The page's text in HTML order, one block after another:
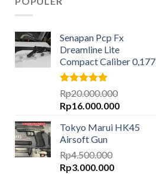
Senapan Pcp Fx
Dreamline Lite
Compact Caliber 0,177
Dinilai5.00
dari 5
Rp20.000.000
Harga
adalah:
Rp20.000.000.
Rp16.000.000Harga
ini
Tokyo Marui HK45
Airsoft Gun
Rp4.500.000
Harga
Rp3.000.000Harga